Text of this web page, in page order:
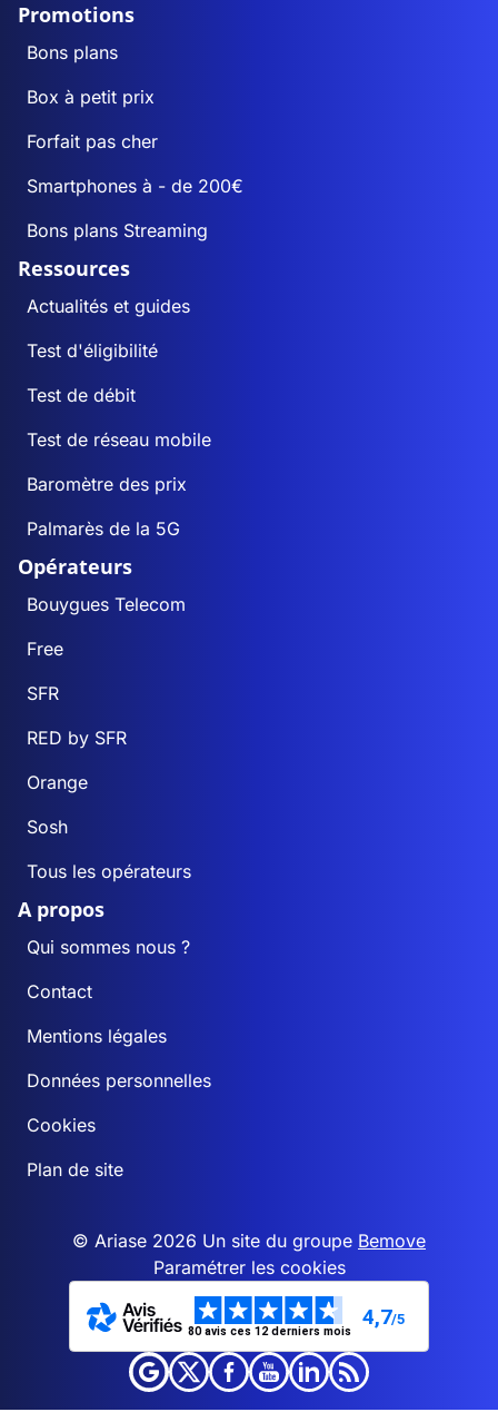
Promotions
Bons plans
Box à petit prix
Forfait pas cher
Smartphones à - de 200€
Bons plans Streaming
Ressources
Actualités et guides
Test d'éligibilité
Test de débit
Test de réseau mobile
Baromètre des prix
Palmarès de la 5G
Opérateurs
Bouygues Telecom
Free
SFR
RED by SFR
Orange
Sosh
Tous les opérateurs
A propos
Qui sommes nous ?
Contact
Mentions légales
Données personnelles
Cookies
Plan de site
© Ariase 2026 Un site du groupe Bemove
Paramétrer les cookies
80 avis ces 12 derniers mois
4,7/5